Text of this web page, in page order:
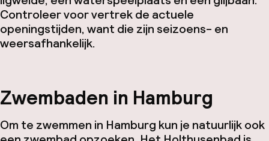
Controleer voor vertrek de actuele
openingstijden, want die zijn seizoens- en
weersafhankelijk.
Zwembaden in Hamburg
Om te zwemmen in Hamburg kun je natuurlijk ook